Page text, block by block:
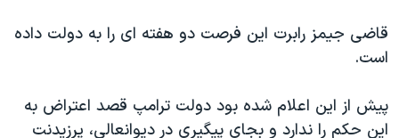
قاضی جیمز رابرت این فرصت دو هفته ای را به دولت داده
است.
پیش از این اعلام شده بود دولت ترامپ قصد اعتراض به
این حکم را ندارد و بجای پیگیری در دیوانعالی، پرزیدنت